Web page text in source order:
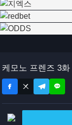
케모노 프렌즈 3화